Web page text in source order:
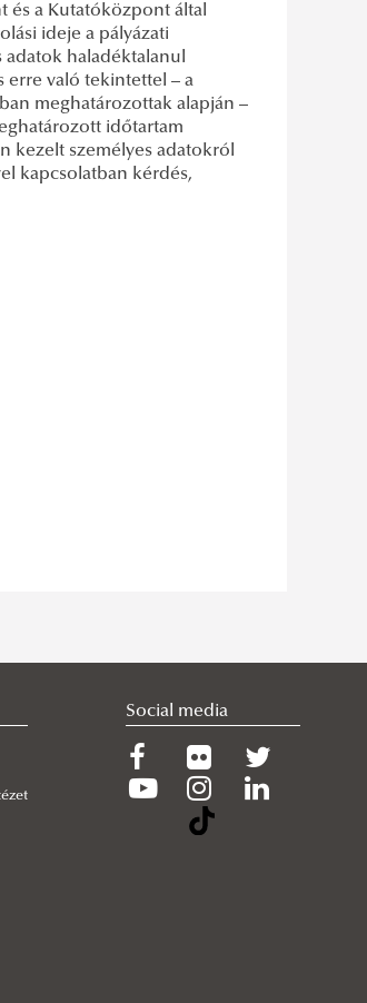
és a Kutatóközpont által
ideje a pályázati
adatok haladéktalanul
erre való tekintettel – a
meghatározottak alapján –
időtartam
kezelt személyes adatokról
kapcsolatban kérdés,
Social media